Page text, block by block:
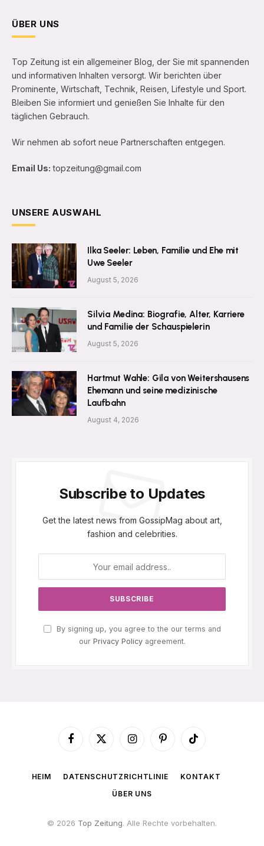
ÜBER UNS
Top Zeitung ist ein allgemeiner Blog, der Sie mit spannenden
und informativen Inhalten versorgt. Wir berichten über
Prominente, Wirtschaft, Technik, Reisen, Lifestyle und Sport.
Bleiben Sie informiert und genießen Sie Inhalte für den
täglichen Gebrauch.
Wir nehmen ab sofort neue Partnerschaften entgegen.
Email Us: topzeitung@gmail.com
UNSERE AUSWAHL
Ilka Seeler: Leben, Familie und Ehe mit
Uwe Seeler
August 5, 2026
Silvia Medina: Biografie, Alter, Karriere
und Familie der Schauspielerin
August 5, 2026
Hartmut Wahle: Gila von Weitershausens
Ehemann und seine medizinische
Laufbahn
August 4, 2026
Subscribe to Updates
Get the latest news from GossipMag about art,
fashion and celebrities.
By signing up, you agree to the our terms and
our Privacy Policyagreement.
Facebook
X
InstagramPinterestTikTok
HEIM DATENSCHUTZRICHTLINIE
KONTAKT
ÜBER UNS
© 2026 Top Zeitung. Alle Rechte vorbehalten.